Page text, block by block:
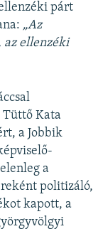
párt
„Az
az ellenzéki
Tüttő Kata
a Jobbik
a
politizáló,
kapott, a